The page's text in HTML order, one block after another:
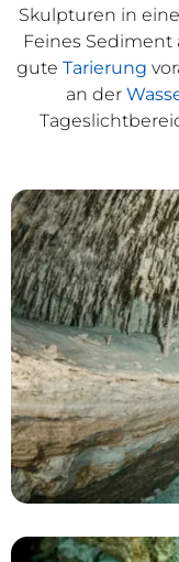
Skulpturen in
Feines
gute Tarierung
an der